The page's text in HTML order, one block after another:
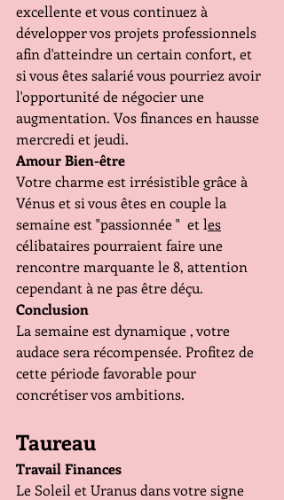
excellente et vous continuez à
développer vos projets professionnels
afin d'atteindre un certain confort, et
si vous êtes salarié vous pourriez avoir
l'opportunité de négocier une
augmentation. Vos finances en hausse
mercredi et jeudi.
Amour Bien-être
Votre charme est irrésistible grâce à
Vénus et si vous êtes en couple la
semaine est "passionnée "  et les
célibataires pourraient faire une
rencontre marquante le 8, attention
cependant à ne pas être déçu.
Conclusion
La semaine est dynamique , votre
audace sera récompensée. Profitez de
cette période favorable pour
concrétiser vos ambitions.
Taureau
Travail Finances
Le Soleil et Uranus dans votre signe